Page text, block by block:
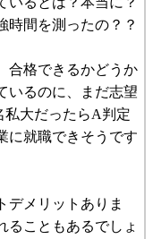
時間を測ったの？？
合格できるかどうか
いるのに、まだ志望
大だったらA判定
に就職できそうです
デメリットありま
ることもあるでしょ